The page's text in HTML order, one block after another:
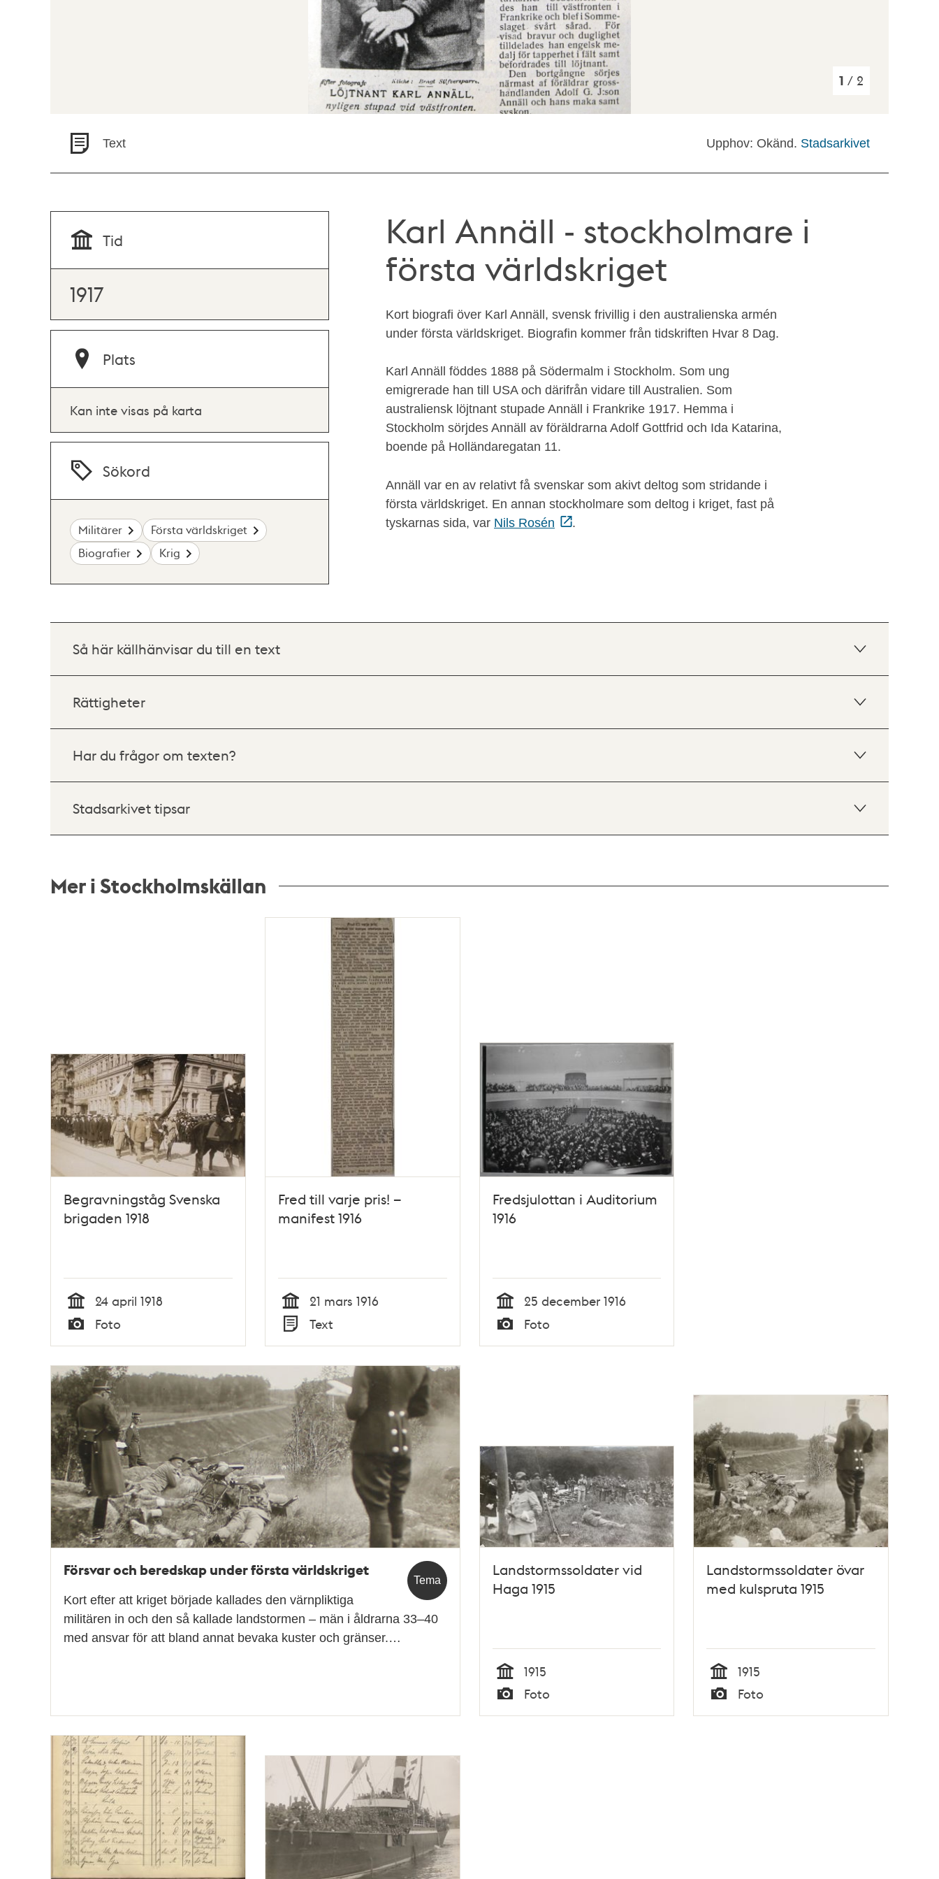
1 / 2
Text Upphov: Okänd. Stadsarkivet
Karl Annäll - stockholmare i
första världskriget
Kort biografi över Karl Annäll, svensk frivillig i den australienska armén
under första världskriget. Biografin kommer från tidskriften Hvar 8 Dag.
Karl Annäll föddes 1888 på Södermalm i Stockholm. Som ung
emigrerade han till USA och därifrån vidare till Australien. Som
australiensk löjtnant stupade Annäll i Frankrike 1917. Hemma i
Stockholm sörjdes Annäll av föräldrarna Adolf Gottfrid och Ida Katarina,
boende på Holländaregatan 11.
Annäll var en av relativt få svenskar som akivt deltog som stridande i
första världskriget. En annan stockholmare som deltog i kriget, fast på
tyskarnas sida, var Nils Rosén .
Tid
1917
Plats
Kan inte visas på karta
Sökord
Militärer
Första världskriget
Biografier
Krig
Så här källhänvisar du till en text
Rättigheter
Har du frågor om texten?
Stadsarkivet tipsar
Mer i Stockholmskällan
Begravningståg Svenska
brigaden 1918
Tid
24 april 1918
Foto
Fred till varje pris! –
manifest 1916
Tid
21 mars 1916
Text
Fredsjulottan i Auditorium
1916
Tid
25 december 1916
Foto
Tema
Försvar och beredskap under första världskriget
Kort efter att kriget började kallades den värnpliktiga
militären in och den så kallade landstormen – män i åldrarna 33–40
med ansvar för att bland annat bevaka kuster och gränser.…
Landstormssoldater vid
Haga 1915
Tid
1915
Typ
Foto
Landstormssoldater övar
med kulspruta 1915
Tid
1915
Typ
Foto